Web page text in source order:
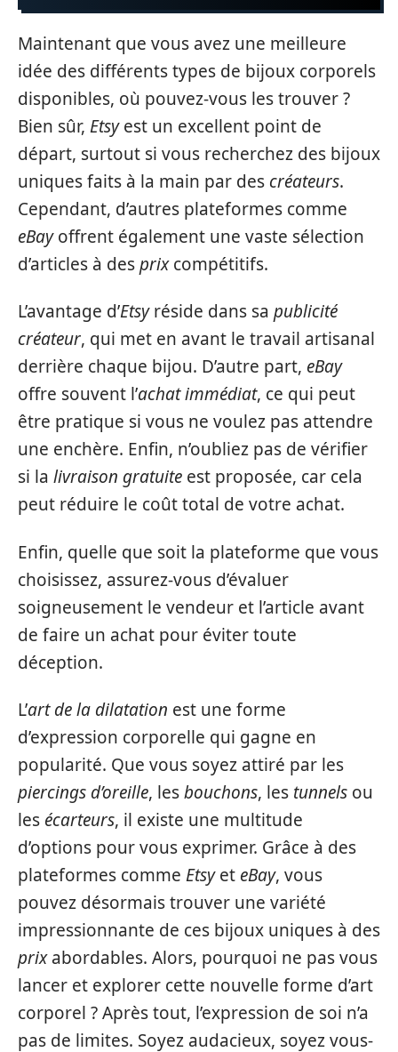
Maintenant que vous avez une meilleure
idée des différents types de bijoux corporels
disponibles, où pouvez-vous les trouver ?
Bien sûr, Etsyest un excellent point de
départ, surtout si vous recherchez des bijoux
uniques faits à la main par des créateurs.
Cependant, d’autres plateformes comme
eBayoffrent également une vaste sélection
d’articles à desprixcompétitifs.
L’avantage d’Etsyréside dans sa publicité
créateur, qui met en avant le travail artisanal
derrière chaque bijou. D’autre part, eBay
offre souvent l’achat immédiat, ce qui peut
être pratique si vous ne voulez pas attendre
une enchère. Enfin, n’oubliez pas de vérifier
si la livraison gratuite est proposée, car cela
peut réduire le coût total de votre achat.
Enfin, quelle que soit la plateforme que vous
choisissez, assurez-vous d’évaluer
soigneusement le vendeur et l’article avant
de faire un achat pour éviter toute
déception.
L’art de la dilatation est une forme
d’expression corporelle qui gagne en
popularité. Que vous soyez attiré par les
piercings d’oreille, lesbouchons, les tunnels ou
les écarteurs, il existe une multitude
d’options pour vous exprimer. Grâce à des
plateformes comme Etsyet eBay, vous
pouvez désormais trouver une variété
impressionnante de ces bijoux uniques à des
prixabordables. Alors, pourquoi ne pas vous
lancer et explorer cette nouvelle forme d’art
corporel ? Après tout, l’expression de soi n’a
pas de limites. Soyez audacieux, soyez vous-